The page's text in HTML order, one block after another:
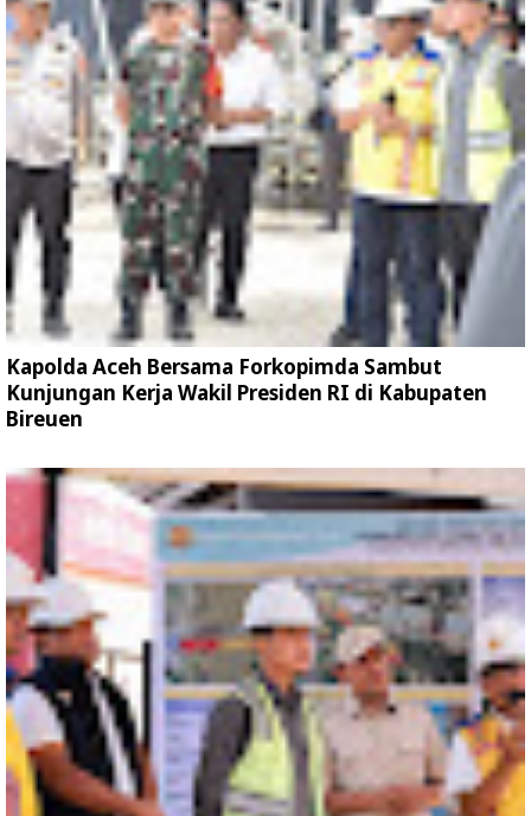
Kapolda Aceh Bersama Forkopimda Sambut
Kunjungan Kerja Wakil Presiden RI di Kabupaten
Bireuen